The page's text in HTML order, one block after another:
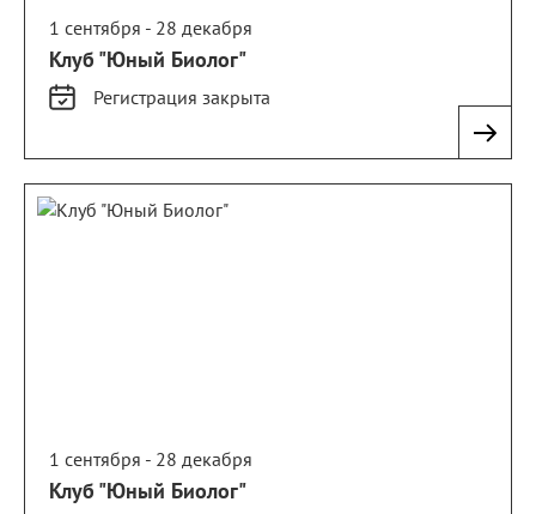
1 сентября - 28 декабря
Клуб "Юный Биолог"
Регистрация закрыта
1 сентября - 28 декабря
Клуб "Юный Биолог"